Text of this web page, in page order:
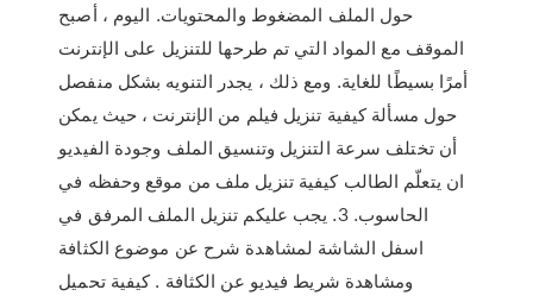
حول الملف المضغوط والمحتويات. اليوم ، أصبح
الموقف مع المواد التي تم طرحها للتنزيل على الإنترنت
أمرًا بسيطًا للغاية. ومع ذلك ، يجدر التنويه بشكل منفصل
حول مسألة كيفية تنزيل فيلم من الإنترنت ، حيث يمكن
أن تختلف سرعة التنزيل وتنسيق الملف وجودة الفيديو
ان يتعلّم الطالب كيفية تنزيل ملف من موقع وحفظه في
الحاسوب. 3. يجب عليكم تنزيل الملف المرفق في
اسفل الشاشة لمشاهدة شرح عن موضوع الكثافة
ومشاهدة شريط فيديو عن الكثافة . كيفية تحميل